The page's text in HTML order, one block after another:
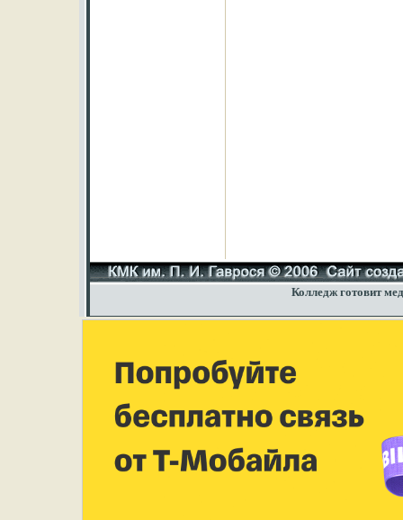
Колледж готовит